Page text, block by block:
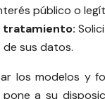
público o
tratamiento:
sus datos.
los modelos y
a su